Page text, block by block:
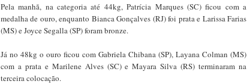
Pela manhã, na categoria até 44kg, Patrícia Marques (SC) ficou com a
medalha de ouro, enquanto Bianca Gonçalves (RJ) foi prata e Larissa Farias
(MS) e Joyce Segalla (SP) foram bronze.
Já no 48kg o ouro ficou com Gabriela Chibana (SP), Layana Colman (MS)
com a prata e Marilene Alves (SC) e Mayara Silva (RS) terminaram na
terceira colocação.